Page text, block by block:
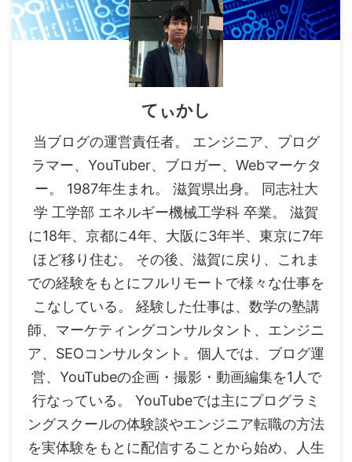
てぃかし
当ブログの運営責任者。 エンジニア、プログ
ラマー、YouTuber、ブロガー、Webマーケタ
ー。 1987年生まれ。 滋賀県出身。 同志社大
学 工学部 エネルギー機械工学科 卒業。 滋賀
に18年、京都に4年、大阪に3年半、東京に7年
ほど移り住む。 その後、滋賀に戻り、これま
での経験をもとにフルリモートで様々な仕事を
こなしている。 経験した仕事は、数学の塾講
師、マーケティングコンサルタント、エンジニ
ア、SEOコンサルタント。個人では、ブログ運
営、YouTubeの企画・撮影・動画編集を1人で
行なっている。 YouTubeでは主にプログラミ
ングスクールの体験談やエンジニア転職の方法
を実体験をもとに配信することから始め、人生